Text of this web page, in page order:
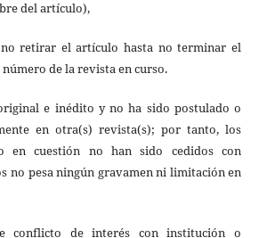
del artículo),
retirar el artículo hasta no terminar el
de la revista en curso.
e inédito y no ha sido postulado o
en otra(s) revista(s); por tanto, los
en cuestión no han sido cedidos con
no pesa ningún gravamen ni limitación en
conflicto de interés con institución o